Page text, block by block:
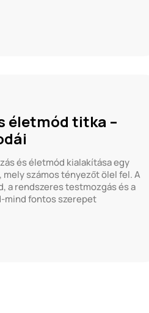
életmód titka –
és életmód kialakítása egy
számos tényezőt ölel fel. A
a rendszeres testmozgás és a
mind fontos szerepet